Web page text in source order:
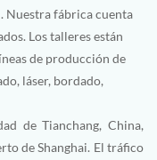
Nuestra fábrica cuenta
Los talleres están
de producción de
láser, bordado,
de Tianchang, China,
de Shanghai. El tráfico